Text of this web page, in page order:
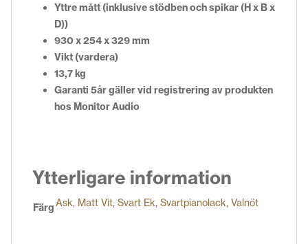
Yttre mått (inklusive stödben och spikar (H x B x
D))
930 x 254 x 329 mm
Vikt (vardera)
13,7 kg
Garanti 5år gäller vid registrering av produkten
hos Monitor Audio
Ytterligare information
FärgAsk, Matt Vit, Svart Ek, Svartpianolack, Valnöt